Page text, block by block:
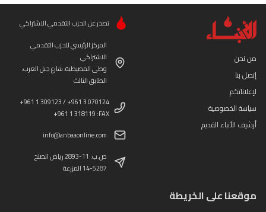
من نحن
إتصل بنا
لإعلاناتكم
سياسة الخصوصية
أرشيف الأنباء القديم
تصدر عن الحزب التقدمي الاشتراكي
المركز الرئيسي للحزب التقدمي
الاشتراكي
وطى المصيطبة، شارع جبل العرب،
الطابق الثالث
+961 1 309123 / +961 3 070124
+961 1 318119 :FAX
info@anbaaonline.com
ص.ب: 11-2893 رياض الصلح
14-5287 المزرعة
موقعنا على الخريطة